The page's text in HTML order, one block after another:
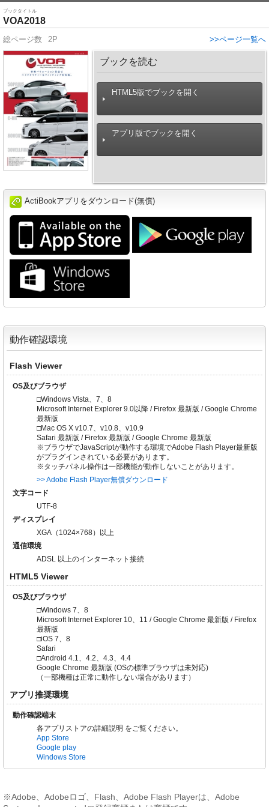
ブックタイトル
VOA2018
総ページ数 2P >>ページ一覧へ
ブックを読む
HTML5版でブックを開く
アプリ版でブックを開く
ActiBookアプリをダウンロード(無償)
動作確認環境
Flash Viewer
OS及びブラウザ
□Windows Vista、7、8
Microsoft Internet Explorer 9.0以降 / Firefox 最新版 / Google Chrome
最新版
□Mac OS X v10.7、v10.8、v10.9
Safari 最新版 / Firefox 最新版 / Google Chrome 最新版
※ブラウザでJavaScriptが動作する環境でAdobe Flash Player最新版
がプラグインされている必要があります。
※タッチパネル操作は一部機能が動作しないことがあります。
>> Adobe Flash Player無償ダウンロード
文字コード
UTF-8
ディスプレイ
XGA（1024×768）以上
通信環境
ADSL 以上のインターネット接続
HTML5 Viewer
OS及びブラウザ
□Windows 7、8
Microsoft Internet Explorer 10、11 / Google Chrome 最新版 / Firefox
最新版
□iOS 7、8
Safari
□Android 4.1、4.2、4.3、4.4
Google Chrome 最新版 (OSの標準ブラウザは未対応)
（一部機種は正常に動作しない場合があります）
アプリ推奨環境
動作確認端末
各アプリストアの詳細説明 をご覧ください。
App Store
Google play
Windows Store
※Adobe、Adobeロゴ、Flash、Adobe Flash Playerは、Adobe